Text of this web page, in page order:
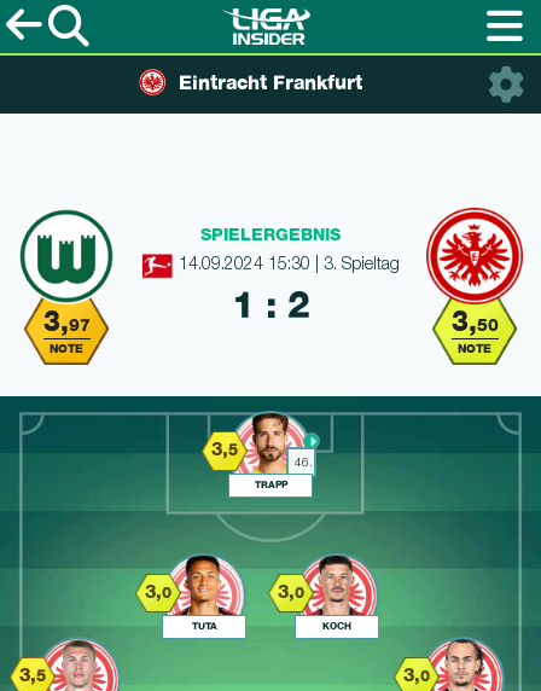
Eintracht Frankfurt
3,97
NOTE
3,50
NOTE
SPIELERGEBNIS
14.09.2024 15:30 | 3. Spieltag
1 : 2
46.
3,5
TRAPP
3,0
TUTA
3,0
KOCH
3,5 3,0